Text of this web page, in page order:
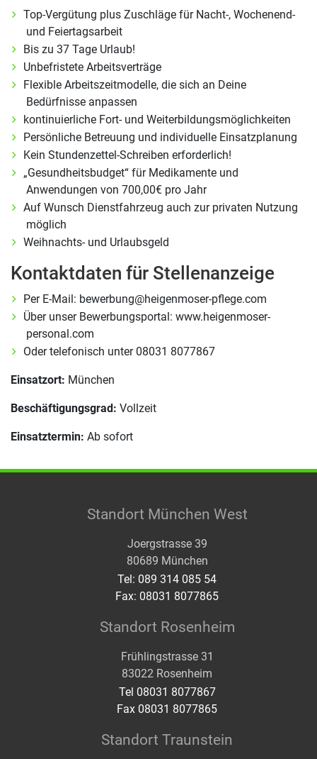
Top-Vergütung plus Zuschläge für Nacht-, Wochenend-
und Feiertagsarbeit
Bis zu 37 Tage Urlaub!
Unbefristete Arbeitsverträge
Flexible Arbeitszeitmodelle, die sich an Deine
Bedürfnisse anpassen
kontinuierliche Fort- und Weiterbildungsmöglichkeiten
Persönliche Betreuung und individuelle Einsatzplanung
Kein Stundenzettel-Schreiben erforderlich!
„Gesundheitsbudget“ für Medikamente und
Anwendungen von 700,00€ pro Jahr
Auf Wunsch Dienstfahrzeug auch zur privaten Nutzung
möglich
Weihnachts- und Urlaubsgeld
Kontaktdaten für Stellenanzeige
Per E-Mail: bewerbung@heigenmoser-pflege.com
Über unser Bewerbungsportal: www.heigenmoser-
personal.com
Oder telefonisch unter 08031 8077867
Einsatzort: München
Beschäftigungsgrad: Vollzeit
Einsatztermin: Ab sofort
Standort München West
Joergstrasse 39
80689 München
Tel: 089 314 085 54
Fax: 08031 8077865
Standort Rosenheim
Frühlingstrasse 31
83022 Rosenheim
Tel 08031 8077867
Fax 08031 8077865
Standort Traunstein